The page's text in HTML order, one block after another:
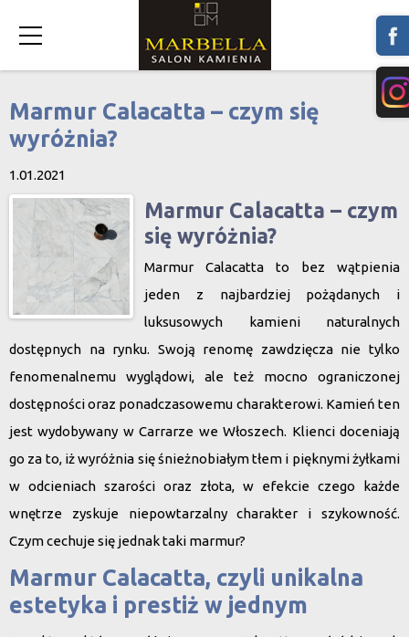
Marmur Calacatta – czym się
wyróżnia?
1.01.2021
Marmur Calacatta – czym
się wyróżnia?
Marmur Calacatta to bez wątpienia
jeden z najbardziej pożądanych i
luksusowych kamieni naturalnych
dostępnych na rynku. Swoją renomę zawdzięcza nie tylko
fenomenalnemu wyglądowi, ale też mocno ograniczonej
dostępności oraz ponadczasowemu charakterowi. Kamień ten
jest wydobywany w Carrarze we Włoszech. Klienci doceniają
go za to, iż wyróżnia się śnieżnobiałym tłem i pięknymi żyłkami
w odcieniach szarości oraz złota, w efekcie czego każde
wnętrze zyskuje niepowtarzalny charakter i szykowność.
Czym cechuje się jednak taki marmur?
Marmur Calacatta, czyli unikalna
estetyka i prestiż w jednym